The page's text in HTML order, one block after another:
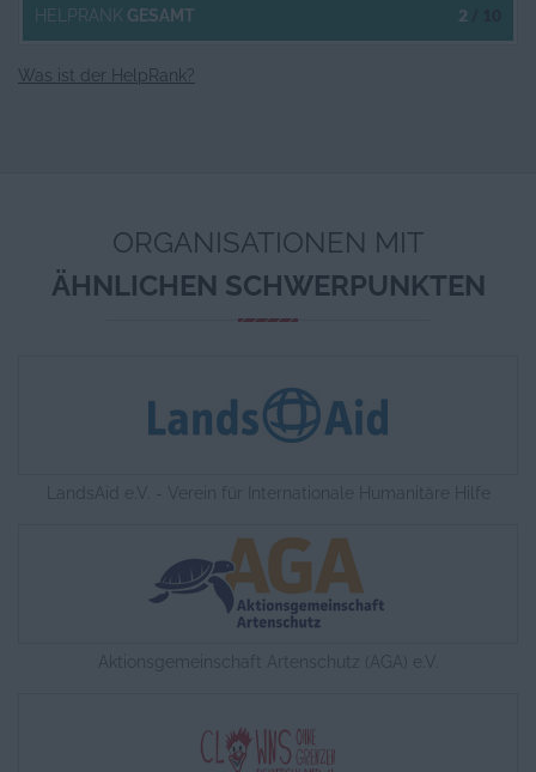
HELPRANK GESAMT 2
Was ist der HelpRank?
ORGANISATIONEN MIT
ÄHNLICHEN SCHWERPUNKTEN
LandsAid e.V. - Verein für Internationale Humanitäre Hilfe
Aktionsgemeinschaft Artenschutz (AGA) e.V.